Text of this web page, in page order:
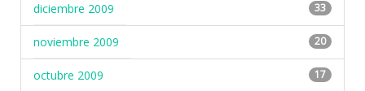
diciembre 2009 33
noviembre 2009 20
octubre 2009 17